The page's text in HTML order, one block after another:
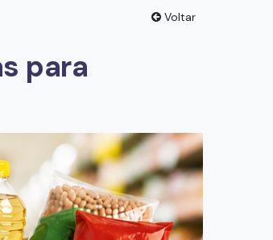
Voltar
para